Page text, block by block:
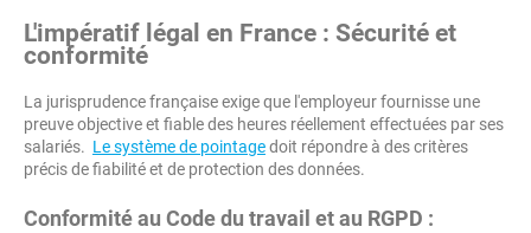
L'impératif légal en France : Sécurité et
conformité
La jurisprudence française exige que l'employeur fournisse une
preuve objective et fiable des heures réellement effectuées par ses
salariés. Le système de pointagedoit répondre à des critères
précis de fiabilité et de protection des données.
Conformité au Code du travail et au RGPD :